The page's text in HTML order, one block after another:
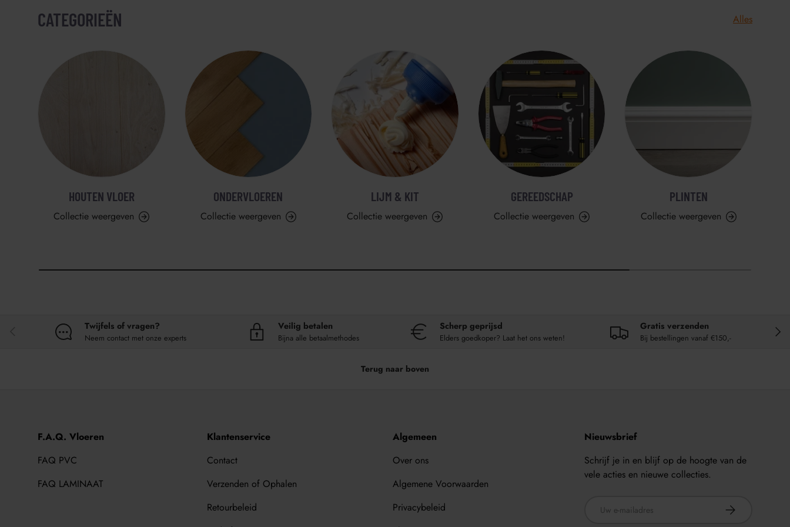
CATEGORIEËN Alles
HOUTEN VLOER
Collectie weergeven
ONDERVLOEREN
Collectie weergeven
LIJM & KIT
Collectie weergeven
GEREEDSCHAP
Collectie weergeven
PLINTEN
Collectie weergeven
Twijfels of vragen?
Neem contact met onze experts
Veilig betalen
Bijna alle betaalmethodes
Scherp geprijsd
Elders goedkoper? Laat het ons weten!
Gratis verzenden
Bij bestellingen vanaf €150,-
Terug naar boven
F.A.Q. Vloeren
FAQ PVC
FAQ LAMINAAT
Klantenservice
Contact
Verzenden of Ophalen
Retourbeleid
Algemeen
Over ons
Algemene Voorwaarden
Privacybeleid
Nieuwsbrief
Schrijf je in en blijf op de hoogte van de
vele acties en nieuwe collecties.
ABONNEER